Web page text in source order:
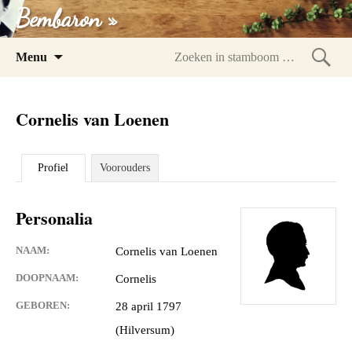
Bembaron »
Menu
Cornelis van Loenen
Profiel Voorouders
Personalia
NAAM: Cornelis van Loenen
DOOPNAAM: Cornelis
GEBOREN:
28 april 1797
(Hilversum)